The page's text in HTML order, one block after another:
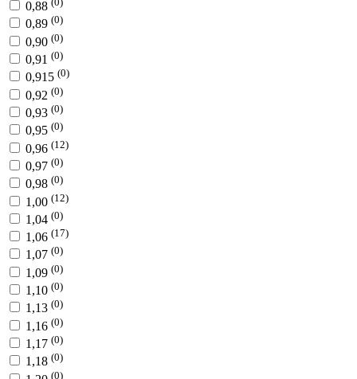
0,88
0,89 (0)
0,90 (0)
0,91 (0)
0,915 (0)
0,92 (0)
0,93 (0)
0,95 (0)
0,96 (12)
0,97 (0)
0,98 (0)
1,00 (12)
1,04 (0)
1,06 (17)
1,07 (0)
1,09 (0)
1,10 (0)
1,13 (0)
1,16 (0)
1,17 (0)
1,18 (0)
(0)